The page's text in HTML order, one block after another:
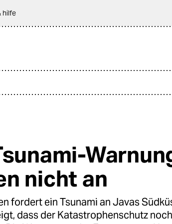
hilfe
nicht an
fordert ein Tsunami an Javas
dass der Katastrophenschutz